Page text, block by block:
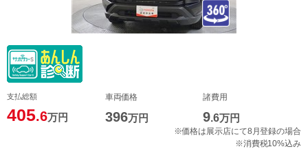
支払総額
405.6万円
車両価格
396万円
諸費用
9.6万円
※価格は展示店にて8月登録の場合
※消費税10%込み